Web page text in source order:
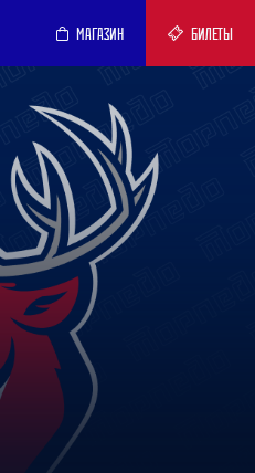
МАГАЗИН БИЛЕТЫ